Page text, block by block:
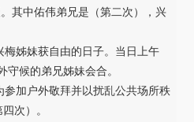
其中佑伟弟兄是（第二次），兴
姊妹获自由的日子。当日上午
守候的弟兄姊妹会合。
加户外敬拜并以扰乱公共场所秩
次）。